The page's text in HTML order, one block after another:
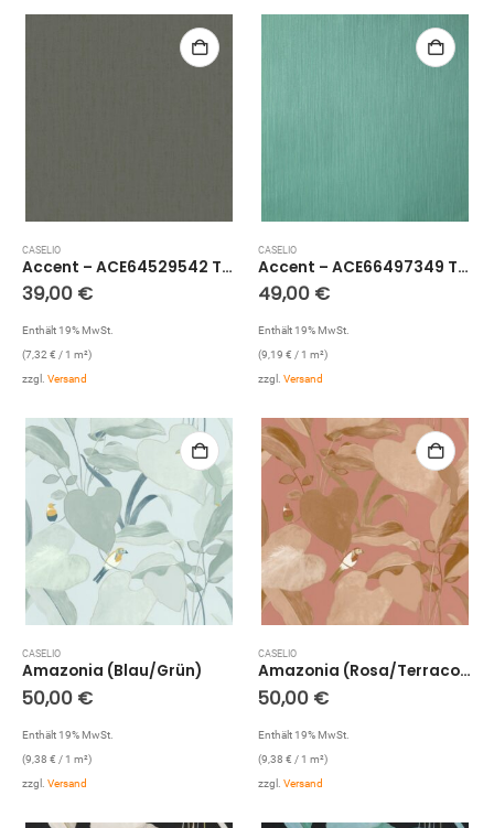
CASELIO
Accent – ACE64529542 Tapete: Holz Optik (Anthrazit)
39,00 €
Enthält 19% MwSt.
(7,32€ / 1 m²)
zzgl. Versand
CASELIO
Accent – ACE66497349 Tapete: Linien Struktur (Moosgrün)
49,00 €
Enthält 19% MwSt.
(9,19 € / 1 m²)
zzgl. Versand
CASELIO
Amazonia (Blau/Grün)
50,00 €
Enthält 19% MwSt.
(9,38 € / 1 m²)
zzgl. Versand
CASELIO
Amazonia (Rosa/Terracotta)
50,00 €
Enthält 19% MwSt.
(9,38 € / 1 m²)
zzgl. Versand